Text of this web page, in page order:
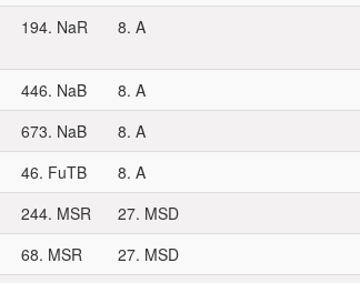
194. NaR 8. A
446. NaB 8. A
673. NaB 8. A
46. FuTB 8. A
244. MSR 27. MSD
68. MSR 27. MSD